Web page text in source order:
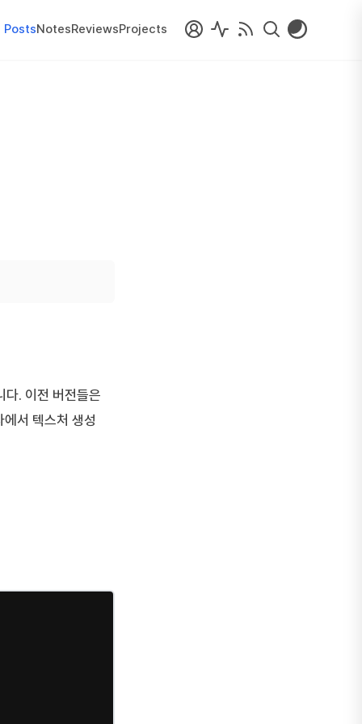
PostsNotesReviewsProjects
. 이전 버전들은
서 텍스처 생성